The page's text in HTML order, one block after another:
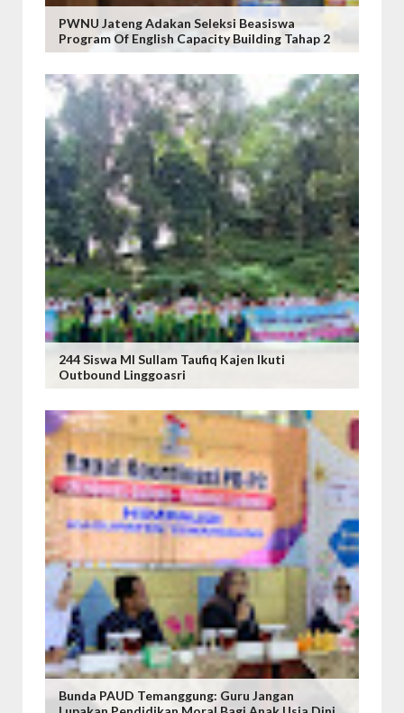
PWNU Jateng Adakan Seleksi Beasiswa
Program Of English Capacity Building Tahap 2
244 Siswa MI Sullam Taufiq Kajen Ikuti
Outbound Linggoasri
Bunda PAUD Temanggung: Guru Jangan